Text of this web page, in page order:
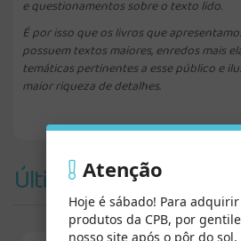
e questionamentos sobre o texto lido.
É por isso que os livros que
possuem textos maiores, enredos mais
temáticas pertinentes a esse público e
maior riqueza de detalhes.
Últimos Vistos
Atenção
Hoje é sábado! Para adquirir
produtos da CPB, por
nosso site após o pôr do sol.